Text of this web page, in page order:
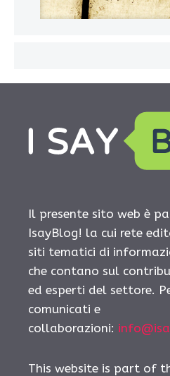
Il presente sito web è
IsayBlog! la cui rete
siti tematici di
che contano sul
ed esperti del settore.
comunicati e
collaborazioni:
This website is part of